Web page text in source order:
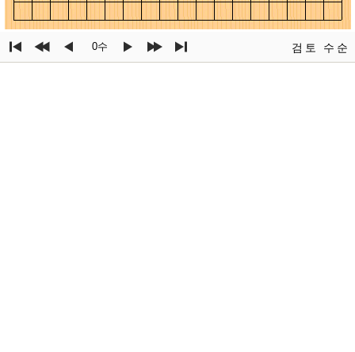
0수 검토 수순